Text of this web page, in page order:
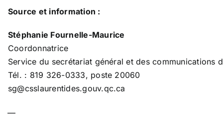
Source et information :
Stéphanie Fournelle-Maurice
Coordonnatrice
Service du secrétariat général et des communications
Tél. : 819 326-0333, poste 20060
sg@csslaurentides.gouv.qc.ca
—